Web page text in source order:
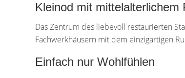
Kleinod mit mittelalterlichem
Das Zentrum des liebevoll restaurierten
Fachwerkhäusern mit dem einzigartigen
Einfach nur Wohlfühlen